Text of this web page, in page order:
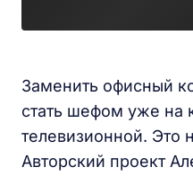
Заменить офисный
стать шефом уже на
телевизионной. Это
Авторский проект